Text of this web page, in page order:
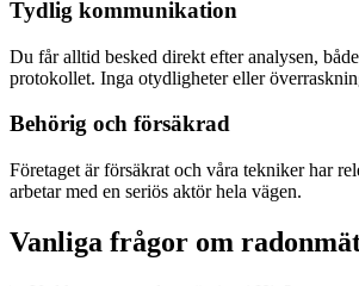
Tydlig kommunikation
Du får alltid besked direkt efter analysen,
protokollet. Inga otydligheter eller
Behörig och försäkrad
Företaget är försäkrat och våra tekniker har
arbetar med en seriös aktör hela vägen.
Vanliga frågor om